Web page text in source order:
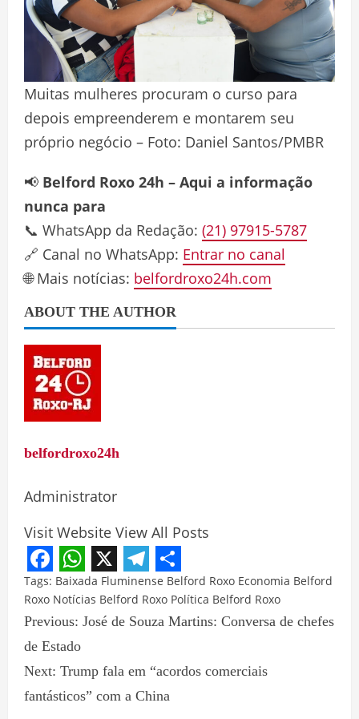
Muitas mulheres procuram o curso para
depois empreenderem e montarem seu
próprio negócio – Foto: Daniel Santos/PMBR
📢 Belford Roxo 24h – Aqui a informação
nunca para
📞 WhatsApp da Redação: (21) 97915-5787
🔗 Canal no WhatsApp: Entrar no canal
🌐 Mais notícias: belfordroxo24h.com
ABOUT THE AUTHOR
belfordroxo24h
Administrator
Visit Website View All Posts
Facebook
WhatsApp
X Telegram
Share
Tags: Baixada Fluminense Belford Roxo Economia Belford
Roxo Notícias Belford Roxo Política Belford Roxo
Previous: José de Souza Martins: Conversa de chefes
de Estado
Next: Trump fala em “acordos comerciais
fantásticos” com a China